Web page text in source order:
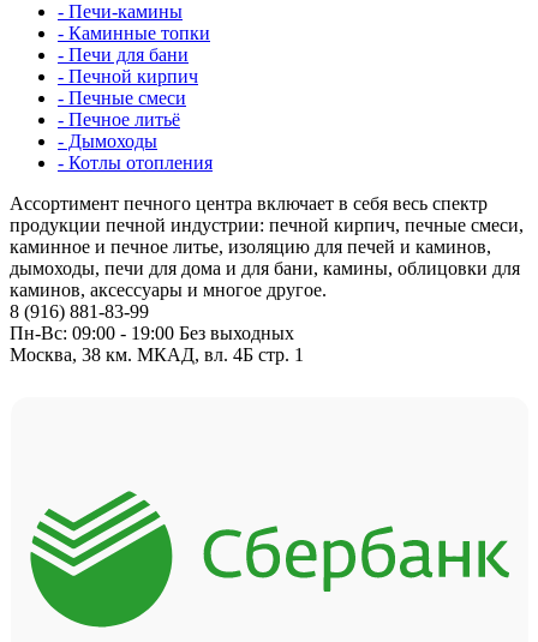
- Печи-камины
- Каминные топки
- Печи для бани
- Печной кирпич
- Печные смеси
- Печное литьё
- Дымоходы
- Котлы отопления
Ассортимент печного центра включает в себя весь спектр
продукции печной индустрии: печной кирпич, печные смеси,
каминное и печное литье, изоляцию для печей и каминов,
дымоходы, печи для дома и для бани, камины, облицовки для
каминов, аксессуары и многое другое.
8 (916) 881-83-99
Пн-Вс: 09:00 - 19:00 Без выходных
Москва, 38 км. МКАД, вл. 4Б стр. 1